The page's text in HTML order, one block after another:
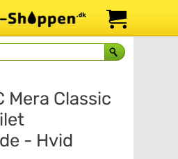
Mera Classic
- Hvid